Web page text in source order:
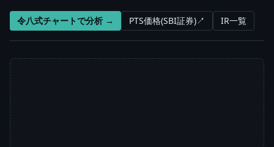
令八式チャートで分析 → PTS価格(SBI証券)↗ IR一覧